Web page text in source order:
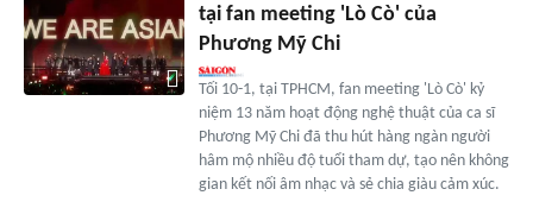
tại fan meeting 'Lò Cò' của
Phương Mỹ Chi
Tối 10-1, tại TPHCM, fan meeting 'Lò Cò' kỷ
niệm 13 năm hoạt động nghệ thuật của ca sĩ
Phương Mỹ Chi đã thu hút hàng ngàn người
hâm mộ nhiều độ tuổi tham dự, tạo nên không
gian kết nối âm nhạc và sẻ chia giàu cảm xúc.